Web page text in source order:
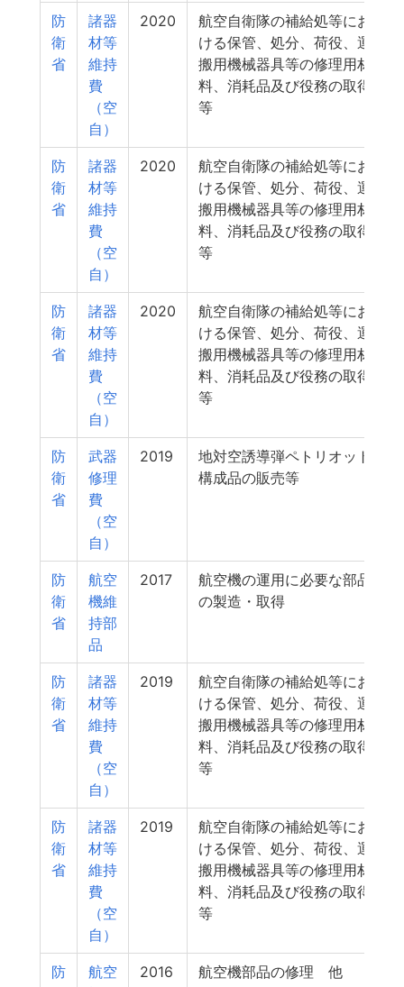
防
衛
省
諸器
材等
維持
費
（空
自）
2020
航空自衛隊の補給処等にお
ける保管、処分、荷役、運
搬用機械器具等の修理用材
料、消耗品及び役務の取得
等
防
衛
省
諸器
材等
維持
費
（空
自）
2020
航空自衛隊の補給処等にお
ける保管、処分、荷役、運
搬用機械器具等の修理用材
料、消耗品及び役務の取得
等
防
衛
省
諸器
材等
維持
費
（空
自）
2020
航空自衛隊の補給処等にお
ける保管、処分、荷役、運
搬用機械器具等の修理用材
料、消耗品及び役務の取得
等
防
衛
省
武器
修理
費
（空
自）
2019
地対空誘導弾ペトリオット
構成品の販売等
防
衛
省
航空
機維
持部
品
2017
航空機の運用に必要な部品
の製造・取得
防
衛
省
諸器
材等
維持
費
（空
自）
2019
航空自衛隊の補給処等にお
ける保管、処分、荷役、運
搬用機械器具等の修理用材
料、消耗品及び役務の取得
等
防
衛
省
諸器
材等
維持
費
（空
自）
2019
航空自衛隊の補給処等にお
ける保管、処分、荷役、運
搬用機械器具等の修理用材
料、消耗品及び役務の取得
等
防
航空
2016 航空機部品の修理 他